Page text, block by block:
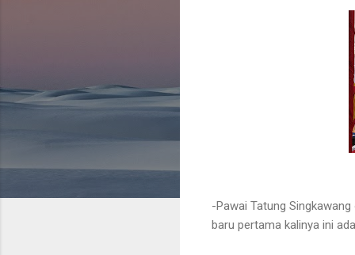
-Pawai Tatung
baru pertama kalinya ini